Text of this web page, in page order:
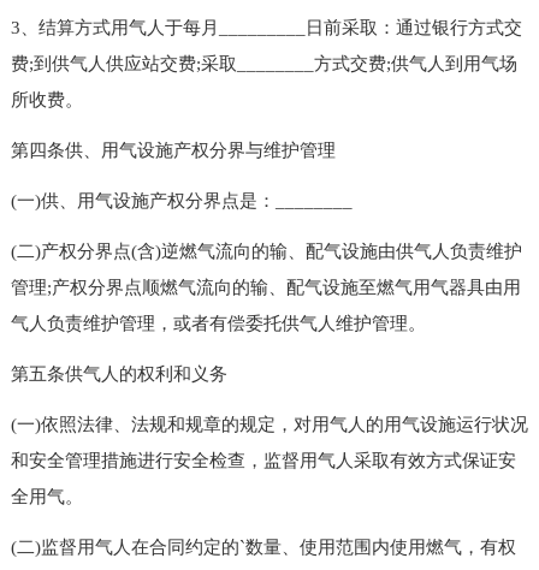
3、结算方式用气人于每月_________日前采取：通过银行方式交
费;到供气人供应站交费;采取________方式交费;供气人到用气场
所收费。
第四条供、用气设施产权分界与维护管理
(一)供、用气设施产权分界点是：________
(二)产权分界点(含)逆燃气流向的输、配气设施由供气人负责维护
管理;产权分界点顺燃气流向的输、配气设施至燃气用气器具由用
气人负责维护管理，或者有偿委托供气人维护管理。
第五条供气人的权利和义务
(一)依照法律、法规和规章的规定，对用气人的用气设施运行状况
和安全管理措施进行安全检查，监督用气人采取有效方式保证安
全用气。
(二)监督用气人在合同约定的`数量、使用范围内使用燃气，有权